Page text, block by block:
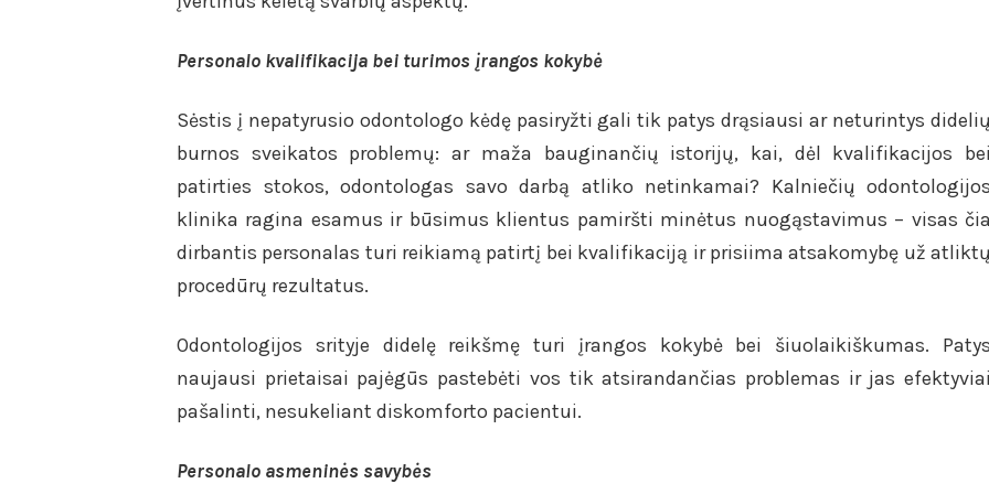
Personalo kvalifikacija bei turimos įrangos kokybė
Sėstis į nepatyrusio odontologo kėdę pasiryžti gali tik patys drąsiausi ar neturintys didelių
burnos sveikatos problemų: ar maža bauginančių istorijų, kai, dėl kvalifikacijos bei
patirties stokos, odontologas savo darbą atliko netinkamai? Kalniečių odontologijos
klinika ragina esamus ir būsimus klientus pamiršti minėtus nuogąstavimus – visas čia
dirbantis personalas turi reikiamą patirtį bei kvalifikaciją ir prisiima atsakomybę už atliktų
procedūrų rezultatus.
Odontologijos srityje didelę reikšmę turi įrangos kokybė bei šiuolaikiškumas. Patys
naujausi prietaisai pajėgūs pastebėti vos tik atsirandančias problemas ir jas efektyviai
pašalinti, nesukeliant diskomforto pacientui.
Personalo asmeninės savybės